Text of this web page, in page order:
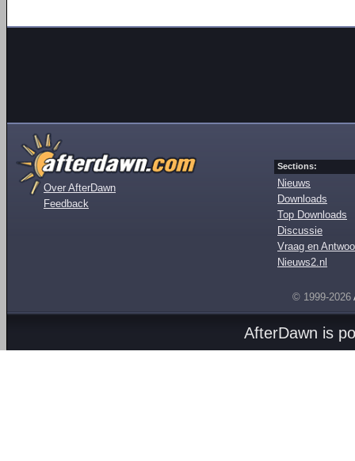
Over AfterDawn
Feedback
Sections:
Nieuws
Downloads
Top Downloads
Discussie
Vraag en
Nieuws2.nl
© 1999-2026
AfterDawn is